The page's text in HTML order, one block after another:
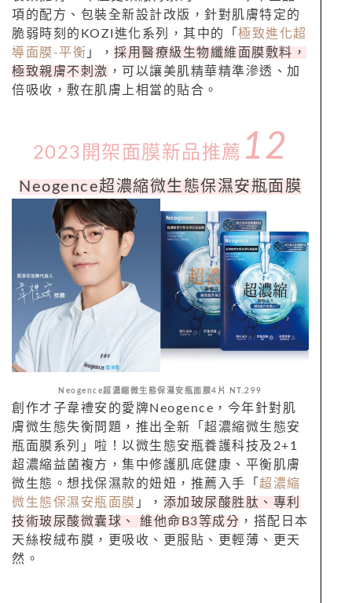
項的配方、包裝全新設計改版，針對肌膚特定的
脆弱時刻的 KOZI 進化系列，其中的「 極致進化超
導面膜-平衡 」， 採用醫療級生物纖維面膜敷料，
極致親膚不刺激 ，可以讓美肌精華精準滲透、加
倍吸收，敷在肌膚上相當的貼合。
2023開架面膜新品推薦 12
Neogence超濃縮微生態保濕安瓶面膜
Neogence超濃縮微生態保濕安瓶面膜4片 NT.299
創作才子韋禮安的愛牌Neogence，今年針對肌
膚微生態失衡問題，推出全新「超濃縮微生態安
瓶面膜系列」啦！以微生態安瓶養護科技及2+1
超濃縮益菌複方，集中修護肌底健康、平衡肌膚
微生態。想找保濕款的妞妞，推薦入手「 超濃縮
微生態保濕安瓶面膜 」， 添加玻尿酸胜肽、專利
技術玻尿酸微囊球、 維他命B3等成分 ，搭配日本
天絲桉絨布膜，更吸收、更服貼、更輕薄、更天
然。